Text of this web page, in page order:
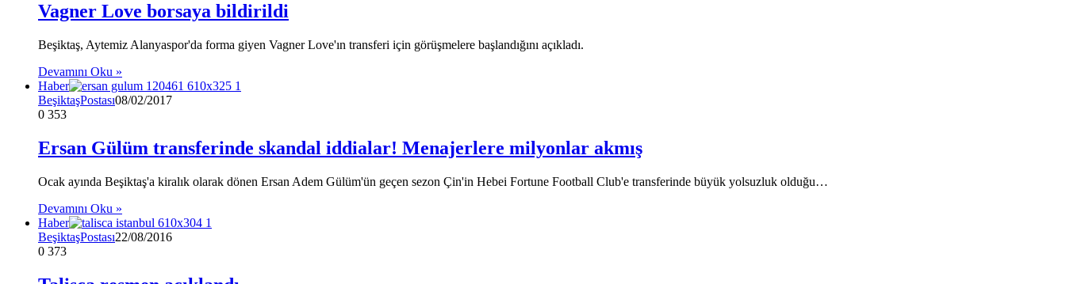
Vagner Love borsaya bildirildi
Beşiktaş, Aytemiz Alanyaspor'da forma giyen Vagner Love'ın transferi için görüşmelere başlandığını açıkladı.
Devamını Oku »
Haber
BeşiktaşPostası08/02/2017
0 353
Ersan Gülüm transferinde skandal iddialar! Menajerlere milyonlar akmış
Ocak ayında Beşiktaş'a kiralık olarak dönen Ersan Adem Gülüm'ün geçen sezon Çin'in Hebei Fortune Football Club'e transferinde büyük yolsuzluk olduğu…
Devamını Oku »
Haber
BeşiktaşPostası22/08/2016
0 373